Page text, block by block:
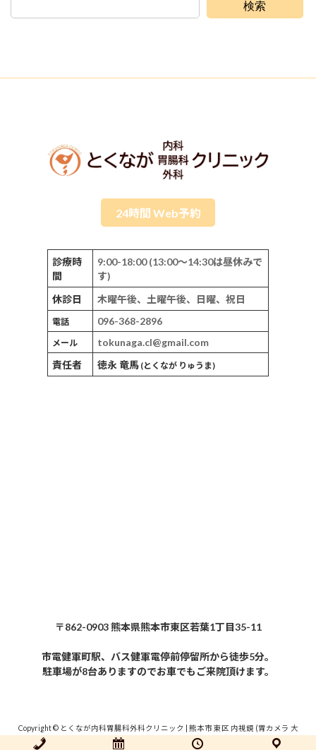
検索
24時間 Web予約
診療時
間
9:00-18:00 (13:00～14:30は昼休みで
す)
休診日
木曜午後、土曜午後、日曜、祝日
電話 096-368-2896
メール
tokunaga.cl@gmail.com
責任者
徳永 竜馬 (とくなが りゅうま)
〒862-0903 熊本県熊本市東区若葉1丁目35-11
市電健軍町駅、バス健軍電停前停留所から徒歩5分。
駐車場が8台ありますのでお車でもご来院頂けます。
Copyright © とくなが内科胃腸科外科クリニック | 熊本市 東区 内視鏡 (胃カメラ 大
腸カメラ) かかりつけ医 All Rights Reserved.